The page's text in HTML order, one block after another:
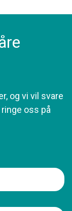
og vi vil svare
oss på